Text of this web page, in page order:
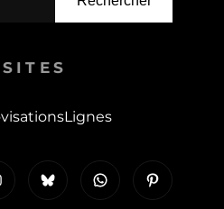
Lignes
WhatsApp